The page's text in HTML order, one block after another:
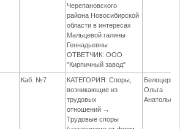
Черепановского
района Новосибирской
области в интересах
Мальцевой галины
Геннадьевны
ОТВЕТЧИК: ООО
"Кирпичный завод"
Каб. №7
КАТЕГОРИЯ: Споры,
возникающие из
трудовых
отношений →
Трудовые споры
Ольга